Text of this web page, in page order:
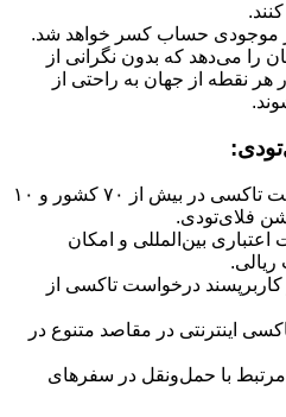
موجودی حساب کسر خواهد شد.
را می‌دهد که بدون نگرانی از
نقطه از جهان به راحتی از
دسترسی آسان: امکان درخواست تاکسی در بیش از ۷۰ کشور و ۱۰
فلای‌تودی.
اعتباری بین‌المللی و امکان
درخواست تاکسی از
اینترنتی در مقاصد متنوع در
با حمل‌ونقل در سفرهای